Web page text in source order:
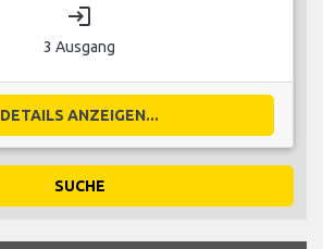
login
3 Ausgang
DETAILS ANZEIGEN...
SUCHE